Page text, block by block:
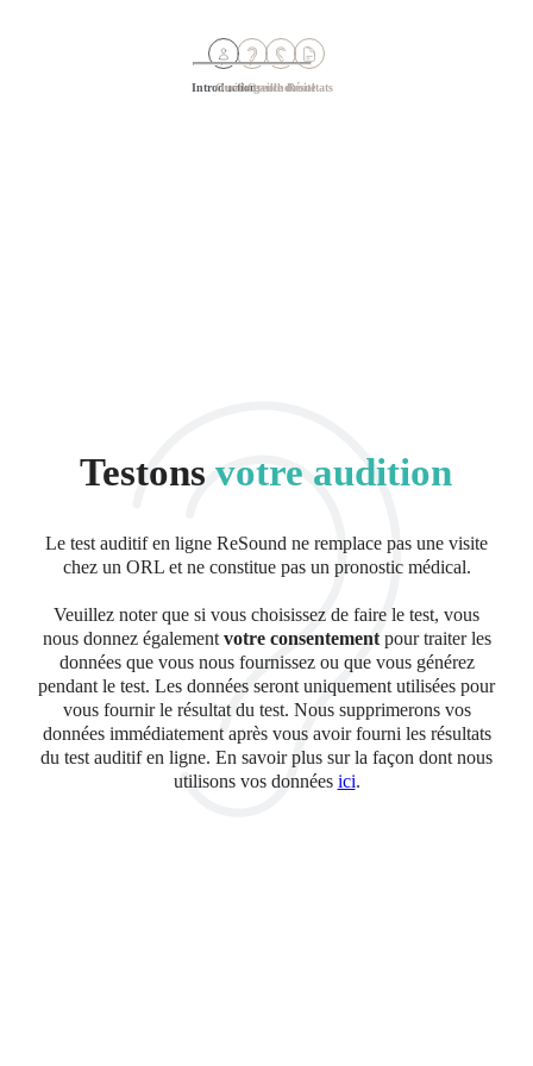
Introduction
Oreille gauche
Oreille droite
Résultats
Testons votre audition
Le test auditif en ligne ReSound ne remplace pas une visite
chez un ORL et ne constitue pas un pronostic médical.
Veuillez noter que si vous choisissez de faire le test, vous
nous donnez également votre consentementpour traiter les
données que vous nous fournissez ou que vous générez
pendant le test. Les données seront uniquement utilisées pour
vous fournir le résultat du test. Nous supprimerons vos
données immédiatement après vous avoir fourni les résultats
du test auditif en ligne. En savoir plus sur la façon dont nous
utilisons vos données ici.